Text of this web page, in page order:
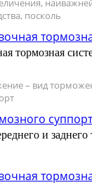
посколь
тормозная
– вид
и заднего